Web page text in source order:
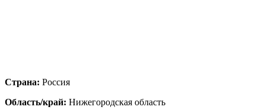
Страна: Россия
Область/край: Нижегородская область